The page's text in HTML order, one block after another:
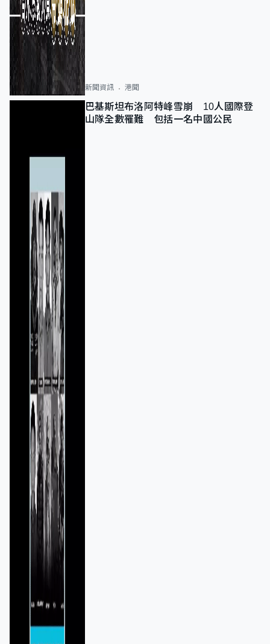
新聞資訊 港聞
巴基斯坦布洛阿特峰雪崩 10人國際登
山隊全數罹難 包括一名中國公民